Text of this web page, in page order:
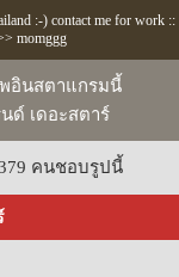
:-) contact me for work
momggg
อินสตาแกรมนี้
ด์ เดอะสตาร์
คนชอบรูปนี้